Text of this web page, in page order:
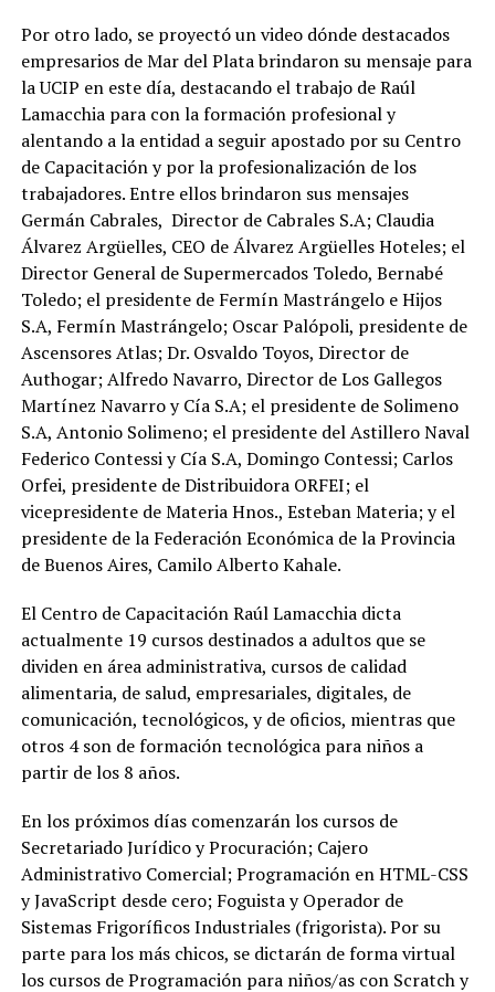
Por otro lado, se proyectó un video dónde destacados
empresarios de Mar del Plata brindaron su mensaje para
la UCIP en este día, destacando el trabajo de Raúl
Lamacchia para con la formación profesional y
alentando a la entidad a seguir apostado por su Centro
de Capacitación y por la profesionalización de los
trabajadores. Entre ellos brindaron sus mensajes
Germán Cabrales, Director de Cabrales S.A; Claudia
Álvarez Argüelles, CEO de Álvarez Argüelles Hoteles; el
Director General de Supermercados Toledo, Bernabé
Toledo; el presidente de Fermín Mastrángelo e Hijos
S.A, Fermín Mastrángelo; Oscar Palópoli, presidente de
Ascensores Atlas; Dr. Osvaldo Toyos, Director de
Authogar; Alfredo Navarro, Director de Los Gallegos
Martínez Navarro y Cía S.A; el presidente de Solimeno
S.A, Antonio Solimeno; el presidente del Astillero Naval
Federico Contessi y Cía S.A, Domingo Contessi; Carlos
Orfei, presidente de Distribuidora ORFEI; el
vicepresidente de Materia Hnos., Esteban Materia; y el
presidente de la Federación Económica de la Provincia
de Buenos Aires, Camilo Alberto Kahale.
El Centro de Capacitación Raúl Lamacchia dicta
actualmente 19 cursos destinados a adultos que se
dividen en área administrativa, cursos de calidad
alimentaria, de salud, empresariales, digitales, de
comunicación, tecnológicos, y de oficios, mientras que
otros 4 son de formación tecnológica para niños a
partir de los 8 años.
En los próximos días comenzarán los cursos de
Secretariado Jurídico y Procuración; Cajero
Administrativo Comercial; Programación en HTML-CSS
y JavaScript desde cero; Foguista y Operador de
Sistemas Frigoríficos Industriales (frigorista). Por su
parte para los más chicos, se dictarán de forma virtual
los cursos de Programación para niños/as con Scratch y